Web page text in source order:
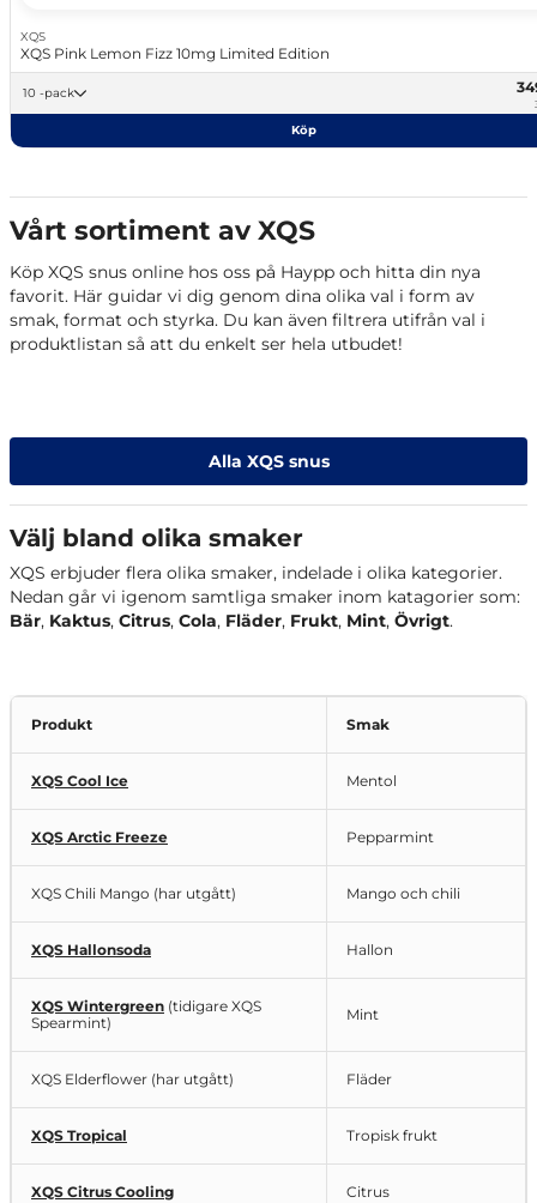
XQS
XQS Pink Lemon Fizz 10mg Limited Edition
10 -pack
Köp
Vårt sortiment av XQS
Köp XQS snus online hos oss på Haypp och hitta din nya
favorit. Här guidar vi dig genom dina olika val i form av
smak, format och styrka. Du kan även filtrera utifrån val i
produktlistan så att du enkelt ser hela utbudet!
Alla XQS snus
Välj bland olika smaker
XQS erbjuder flera olika smaker, indelade i olika kategorier.
Nedan går vi igenom samtliga smaker inom katagorier som:
Bär, Kaktus, Citrus, Cola, Fläder, Frukt, Mint, Övrigt.
Produkt Smak
XQS Cool Ice Mentol
XQS Arctic Freeze Pepparmint
XQS Chili Mango (har utgått) Mango och chili
XQS Hallonsoda Hallon
XQS Wintergreen (tidigare XQS
Spearmint)
Mint
XQS Elderflower (har utgått) Fläder
XQS Tropical Tropisk frukt
XQS Citrus Cooling Citrus